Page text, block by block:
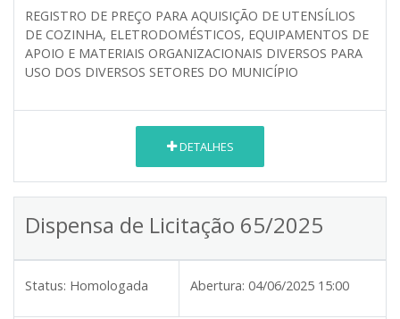
REGISTRO DE PREÇO PARA AQUISIÇÃO DE UTENSÍLIOS
DE COZINHA, ELETRODOMÉSTICOS, EQUIPAMENTOS DE
APOIO E MATERIAIS ORGANIZACIONAIS DIVERSOS PARA
USO DOS DIVERSOS SETORES DO MUNICÍPIO
DETALHES
Dispensa de Licitação 65/2025
Status: Homologada Abertura: 04/06/2025 15:00